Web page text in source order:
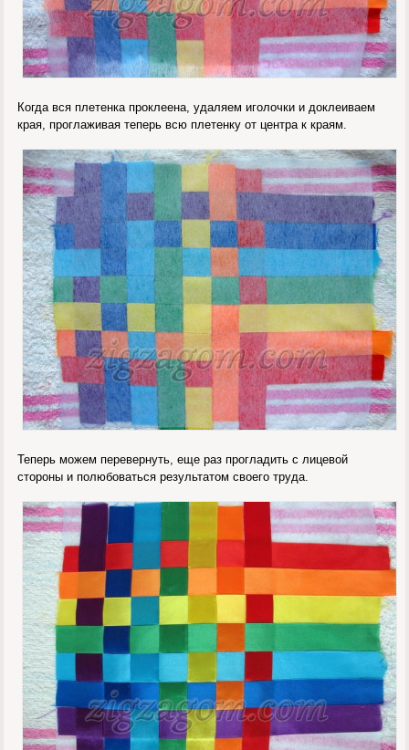
Когда вся плетенка проклеена, удаляем иголочки и доклеиваем
края, проглаживая теперь всю плетенку от центра к краям.
Теперь можем перевернуть, еще раз прогладить с лицевой
стороны и полюбоваться результатом своего труда.